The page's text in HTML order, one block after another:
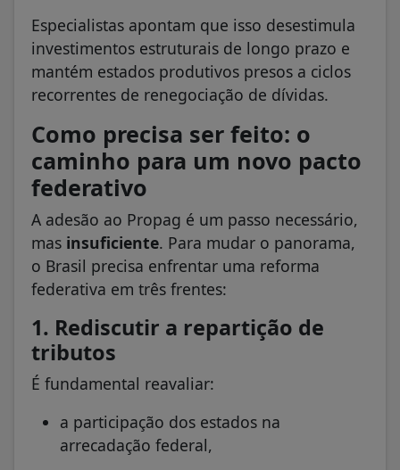
Especialistas apontam que isso desestimula
investimentos estruturais de longo prazo e
mantém estados produtivos presos a ciclos
recorrentes de renegociação de dívidas.
Como precisa ser feito: o
caminho para um novo pacto
federativo
A adesão ao Propag é um passo necessário,
mas insuficiente. Para mudar o panorama,
o Brasil precisa enfrentar uma reforma
federativa em três frentes:
1. Rediscutir a repartição de
tributos
É fundamental reavaliar:
a participação dos estados na
arrecadação federal,